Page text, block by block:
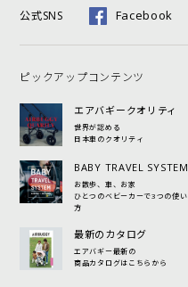
公式SNS Facebook
ピックアップコンテンツ
エアバギークオリティ
世界が認める
日本車のクオリティ
BABY TRAVEL SYSTEM
お散歩、車、お家
ひとつのベビーカーで3つの使い
方
最新のカタログ
エアバギー最新の
商品カタログはこちらから